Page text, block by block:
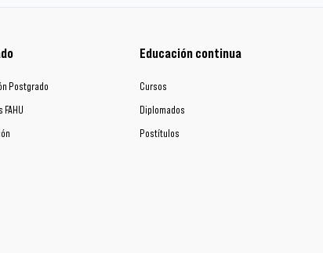
Postgrado
Educación continua
Cursos
Diplomados
Postítulos